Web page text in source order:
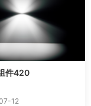
件420
12